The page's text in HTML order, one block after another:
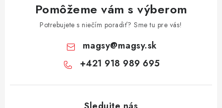
Pomôžeme vám s výberom
Potrebujete s niečím poradiť? Sme tu pre vás!
magsy@magsy.sk
+421 918 989 695